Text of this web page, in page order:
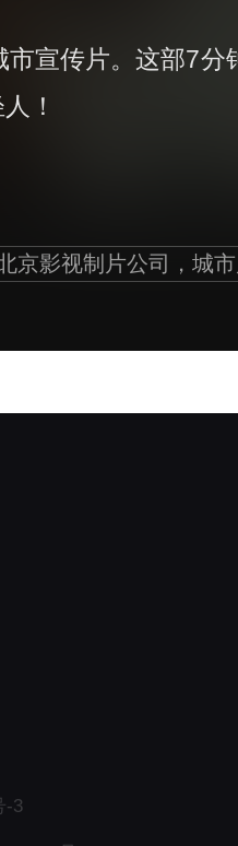
宣传片。这部7
！
京影视制片公司，城
-3